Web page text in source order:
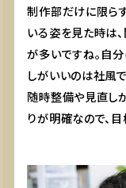
制作部だけに限ら
いる姿を見た時は
が多いですね。自
しがいいのは社風
随時整備や見直し
りが明確なので、